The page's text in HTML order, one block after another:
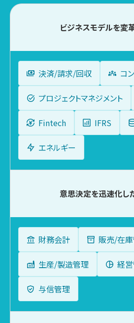
ビジネスモデルを変
決済/請求/回収 コ
プロジェクトマネジメント
Fintech IFRS
エネルギー
意思決定を迅速化し
財務会計 販売/在
生産/製造管理 経
与信管理